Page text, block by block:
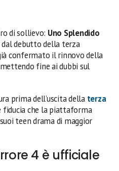
di sollievo: Uno Splendido
debutto della terza
confermato il rinnovo della
fine ai dubbi sul
prima dell’uscita della terza
fiducia che la piattaforma
teen drama di maggior
4 è ufficiale